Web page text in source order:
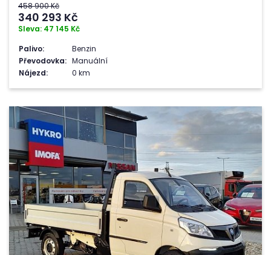
458 900 Kč
340 293 Kč
Sleva: 47 145 Kč
Palivo:
Benzin
Převodovka: Manuální
Nájezd:
0 km